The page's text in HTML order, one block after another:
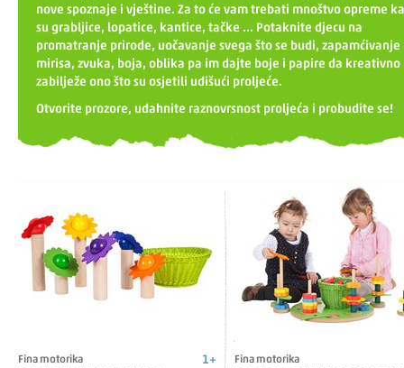
nove spoznaje i vještine. Za to će vam trebati mnoštvo opreme
su grabljice, lopatice, kantice, tačke ... Potaknite djecu na
promatranje prirode, uočavanje svega što se budi, zapamćivanje
mirisa, zvuka, boja, oblika pa im dajte boje i papire da kreativno
zabilježe ono što su osjetili udišući proljeće.
Otvorite prozore, udahnite raznovrsnost proljeća i probudite se!
1+
Fina motorika Fina motorika